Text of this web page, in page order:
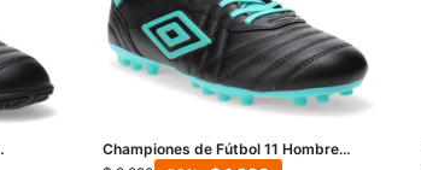
Championes de Fútbol 11 Hombre